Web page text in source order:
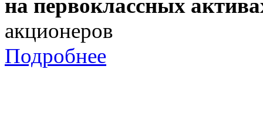
на первоклассных
акционеров
Подробнее